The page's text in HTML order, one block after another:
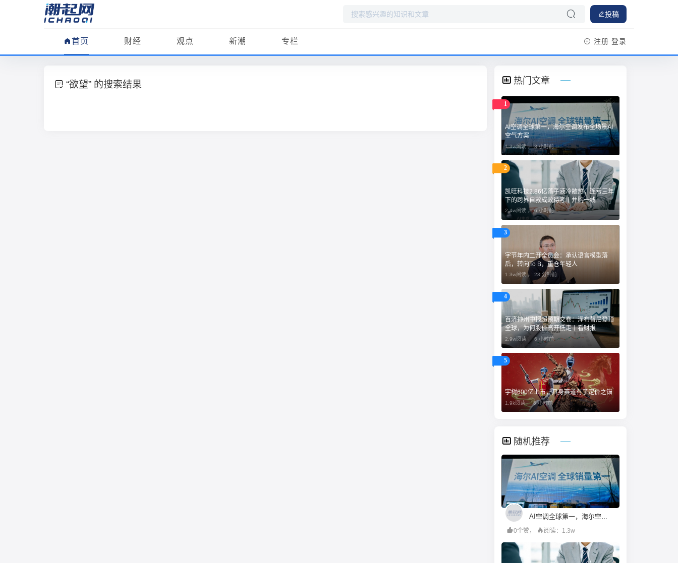
投稿
首页 财经 观点 新潮 专栏 注册 登录
“欲望” 的搜索结果 热门文章
1
AI空调全球第一，海尔空调发布全场景AI
空气方案
1.3w阅读 ，3 小时前
2
凯旺科技2.86亿落子液冷散热，连亏三年
下的跨界自救成效待考丨并购一线
2.4w阅读 ，6 小时前
3
字节年内二开全员会：承认语言模型落
后，转向To B，重仓年轻人
1.3w阅读 ， 23 分钟前
4
百济神州中报超预期交卷：泽布替尼登顶
全球，为何股价高开低走丨看财报
2.9w阅读 ，6 小时前
5
宇树600亿上市，具身赛道有了定价之锚
1.9k阅读 ，6 小时前
随机推荐
0个赞，
阅读：1.3w